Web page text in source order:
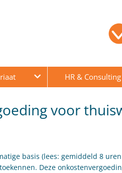
HR & Consulting
voor
basis (lees: gemiddeld 8
Deze